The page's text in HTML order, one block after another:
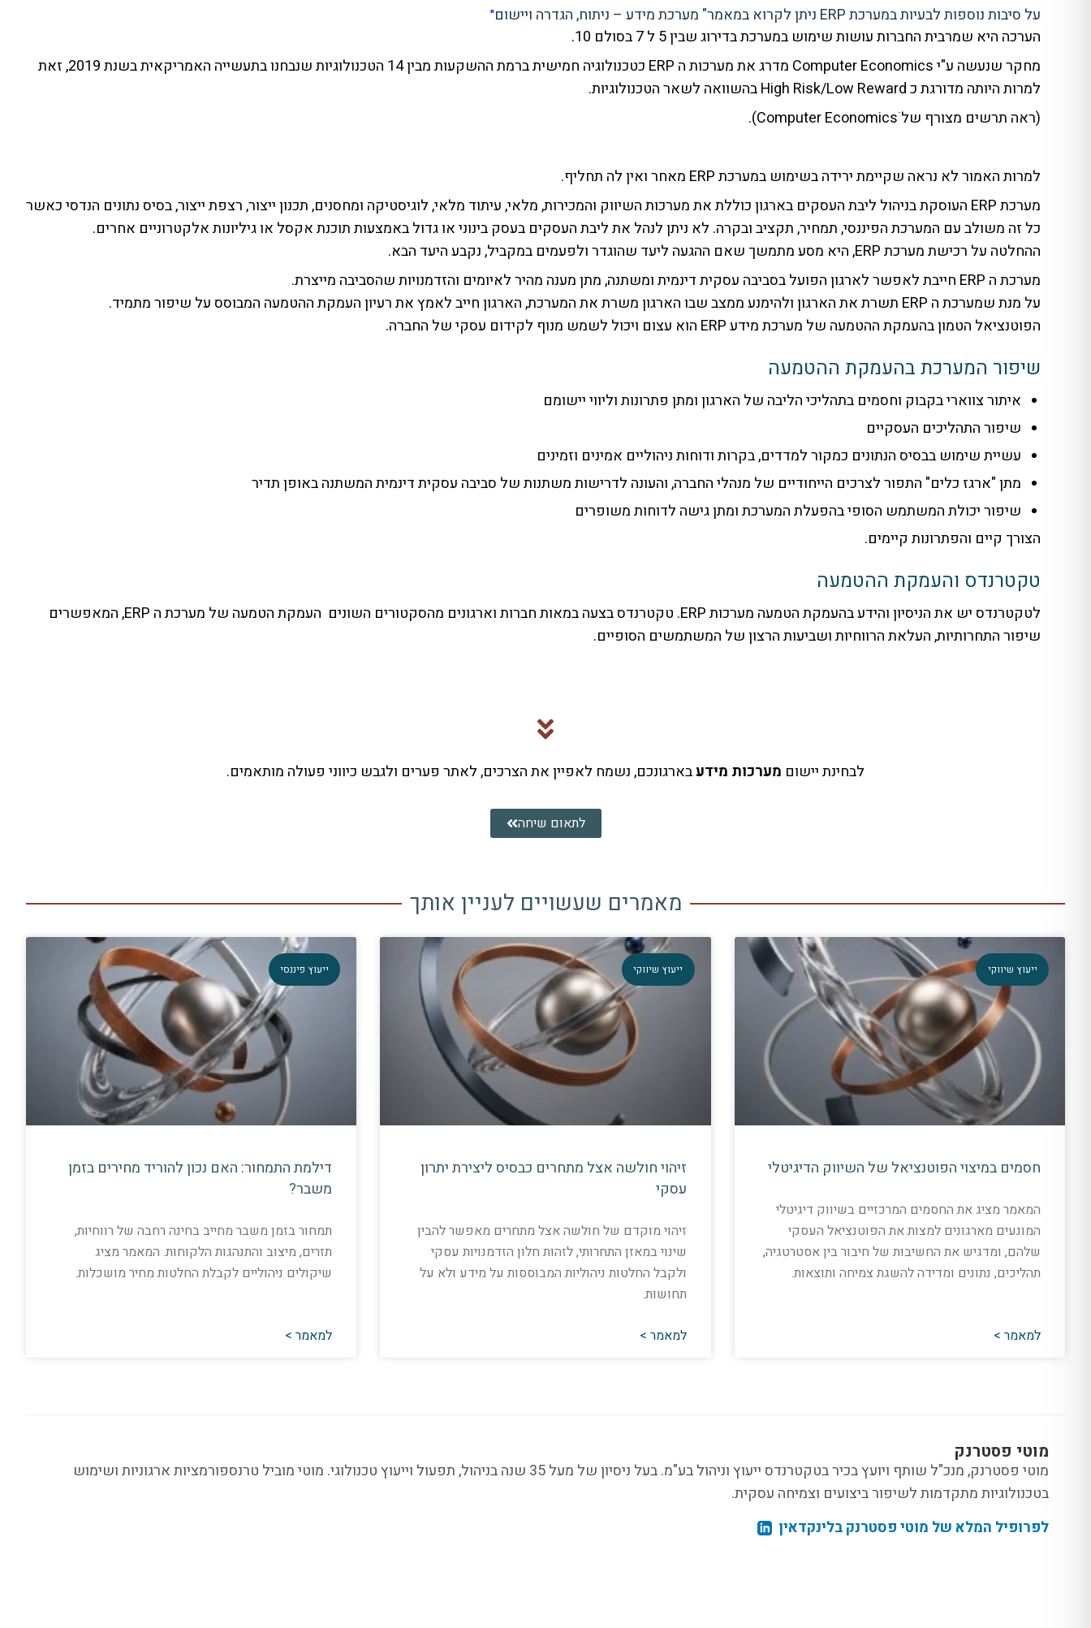
על סיבות נוספות לבעיות במערכת ERP ניתן לקרוא במאמר" מערכת מידע – ניתוח, הגדרה ויישום
"
הערכה היא שמרבית החברות עושות שימוש במערכת בדירוג שבין 5 ל 7 בסולם 10.
מחקר שנעשה ע"י Computer Economics מדרג את מערכות ה ERP כטכנולוגיה חמישית ברמת ההשקעות מבין 14 הטכנולוגיות שנבחנו בתעשייה האמריקאית בשנת 2019, זאת
למרות היותה מדורגת כ High Risk/Low Reward בהשוואה לשאר הטכנולוגיות.
(ראה תרשים מצורף של Computer Economicsׂ).
למרות האמור לא נראה שקיימת ירידה בשימוש במערכת ERP מאחר ואין לה תחליף.
מערכת ERP העוסקת בניהול ליבת העסקים בארגון כוללת את מערכות השיווק והמכירות, מלאי, עיתוד מלאי, לוגיסטיקה ומחסנים, תכנון ייצור, רצפת ייצור, בסיס נתונים הנדסי כאשר
כל זה משולב עם המערכת הפיננסי, תמחיר, תקציב ובקרה. לא ניתן לנהל את ליבת העסקים בעסק בינוני או גדול באמצעות תוכנת אקסל או גיליונות אלקטרוניים אחרים.
ההחלטה על רכישת מערכת ERP, היא מסע מתמשך שאם ההגעה ליעד שהוגדר ולפעמים במקביל, נקבע היעד הבא.
מערכת ה ERP חייבת לאפשר לארגון הפועל בסביבה עסקית דינמית ומשתנה, מתן מענה מהיר לאיומים והזדמנויות שהסביבה מייצרת.
על מנת שמערכת ה ERP תשרת את הארגון ולהימנע ממצב שבו הארגון משרת את המערכת, הארגון חייב לאמץ את רעיון העמקת ההטמעה המבוסס על שיפור מתמיד.
הפוטנציאל הטמון בהעמקת ההטמעה של מערכת מידע ERP הוא עצום ויכול לשמש מנוף לקידום עסקי של החברה.
שיפור המערכת בהעמקת ההטמעה
איתור צווארי בקבוק וחסמים בתהליכי הליבה של הארגון ומתן פתרונות וליווי יישומם
שיפור התהליכים העסקיים
עשיית שימוש בבסיס הנתונים כמקור למדדים, בקרות ודוחות ניהוליים אמינים וזמינים
מתן "ארגז כלים" התפור לצרכים הייחודיים של מנהלי החברה, והעונה לדרישות משתנות של סביבה עסקית דינמית המשתנה באופן תדיר
שיפור יכולת המשתמש הסופי בהפעלת המערכת ומתן גישה לדוחות משופרים
הצורך קיים והפתרונות קיימים.
טקטרנדס והעמקת ההטמעה
לטקטרנדס יש את הניסיון והידע בהעמקת הטמעה מערכות ERP. טקטרנדס בצעה במאות חברות וארגונים מהסקטורים השונים העמקת הטמעה של מערכת ה ERP, המאפשרים
שיפור התחרותיות, העלאת הרווחיות ושביעות הרצון של המשתמשים הסופיים.
לבחינת יישום מערכות מידעבארגונכם, נשמח לאפיין את הצרכים, לאתר פערים ולגבש כיווני פעולה מותאמים.
לתאום שיחה
מאמרים שעשויים לעניין אותך
ייעוץ שיווקי
חסמים במיצוי הפוטנציאל של השיווק הדיגיטלי
המאמר מציג את החסמים המרכזיים בשיווק דיגיטלי
המונעים מארגונים למצות את הפוטנציאל העסקי
שלהם, ומדגיש את החשיבות של חיבור בין אסטרטגיה,
תהליכים, נתונים ומדידה להשגת צמיחה ותוצאות.
למאמר >
ייעוץ שיווקי
זיהוי חולשה אצל מתחרים כבסיס ליצירת יתרון
עסקי
זיהוי מוקדם של חולשה אצל מתחרים מאפשר להבין
שינוי במאזן התחרותי, לזהות חלון הזדמנויות עסקי
ולקבל החלטות ניהוליות המבוססות על מידע ולא על
תחושות.
למאמר >
ייעוץ פיננסי
דילמת התמחור: האם נכון להוריד מחירים בזמן
משבר?
תמחור בזמן משבר מחייב בחינה רחבה של רווחיות,
תזרים, מיצוב והתנהגות הלקוחות. המאמר מציג
שיקולים ניהוליים לקבלת החלטות מחיר מושכלות.
למאמר >
מוטי פסטרנק
מוטי פסטרנק, מנכ"ל שותף ויועץ בכיר בטקטרנדס ייעוץ וניהול בע"מ. בעל ניסיון של מעל 35 שנה בניהול, תפעול וייעוץ טכנולוגי. מוטי מוביל טרנספורמציות ארגוניות ושימוש
בטכנולוגיות מתקדמות לשיפור ביצועים וצמיחה עסקית.
לפרופיל המלא של מוטי פסטרנק בלינקדאין